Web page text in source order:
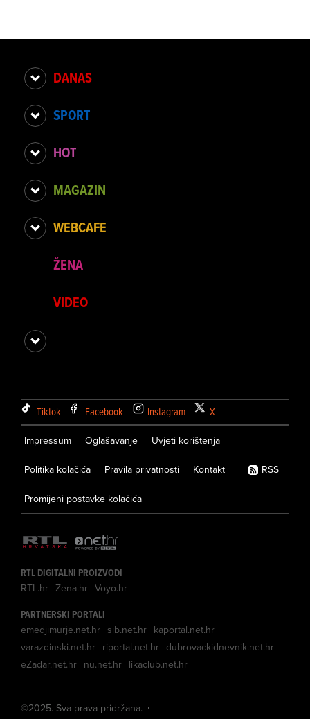
DANAS
SPORT
HOT
MAGAZIN
WEBCAFE
ŽENA
VIDEO
Tiktok Facebook Instagram X
Impressum Oglašavanje Uvjeti korištenja
Politika kolačića Pravila privatnosti Kontakt
Promijeni postavke kolačića
RSS
RTL DIGITALNI PROIZVODI
RTL.hr Zena.hr Voyo.hr
PARTNERSKI PORTALI
emedjimurje.net.hr sib.net.hr kaportal.net.hr
varazdinski.net.hr riportal.net.hr dubrovackidnevnik.net.hr
eZadar.net.hr nu.net.hr likaclub.net.hr
©2025. Sva prava pridržana.